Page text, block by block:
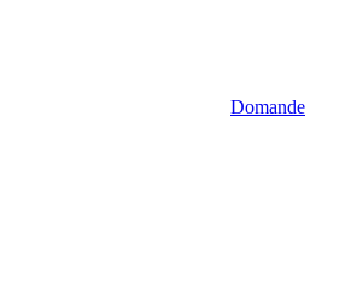
Domande